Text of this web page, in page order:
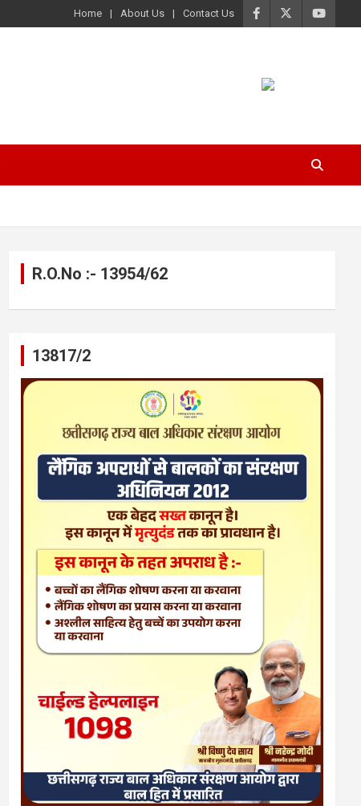
Home About Us Contact Us
R.O.No :- 13954/62
13817/2